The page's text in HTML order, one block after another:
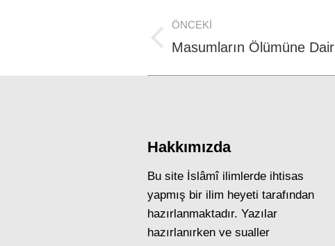
Post
navigation
ÖNCEKI
Previous
Masumların Ölümüne Dair
Hakkımızda
Bu site İslâmî ilimlerde ihtisas
yapmış bir ilim heyeti tarafından
hazırlanmaktadır. Yazılar
hazırlanırken ve sualler